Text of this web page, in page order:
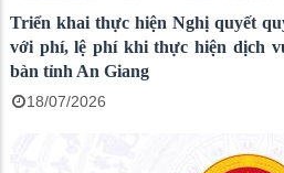
Triển khai thực hiện Nghị quyết
với phí, lệ phí khi thực hiện dịch
bàn tỉnh An Giang
18/07/2026